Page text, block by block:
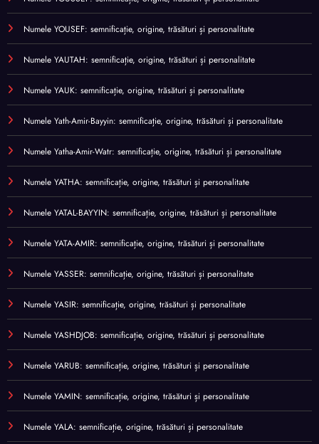
Numele YOUSEF: semnificație, origine, trăsături și personalitate
Numele YAUTAH: semnificație, origine, trăsături și personalitate
Numele YAUK: semnificație, origine, trăsături și personalitate
Numele Yath-Amir-Bayyin: semnificație, origine, trăsături și personalitate
Numele Yatha-Amir-Watr: semnificație, origine, trăsături și personalitate
Numele YATHA: semnificație, origine, trăsături și personalitate
Numele YATAL-BAYYIN: semnificație, origine, trăsături și personalitate
Numele YATA-AMIR: semnificație, origine, trăsături și personalitate
Numele YASSER: semnificație, origine, trăsături și personalitate
Numele YASIR: semnificație, origine, trăsături și personalitate
Numele YASHDJOB: semnificație, origine, trăsături și personalitate
Numele YARUB: semnificație, origine, trăsături și personalitate
Numele YAMIN: semnificație, origine, trăsături și personalitate
Numele YALA: semnificație, origine, trăsături și personalitate